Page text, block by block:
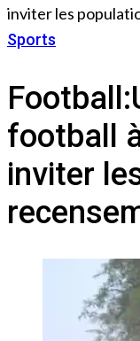
inviter les
Sports
football
inviter